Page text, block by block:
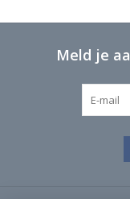
Meld je